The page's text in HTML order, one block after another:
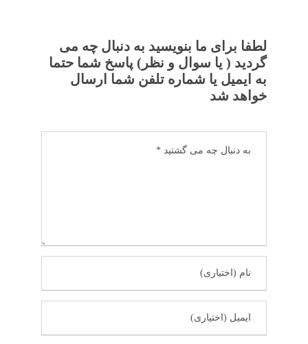
لطفا برای ما بنویسید به دنبال چه می
گردید ( یا سوال و نظر) پاسخ شما حتما
به ایمیل یا شماره تلفن شما ارسال
خواهد شد